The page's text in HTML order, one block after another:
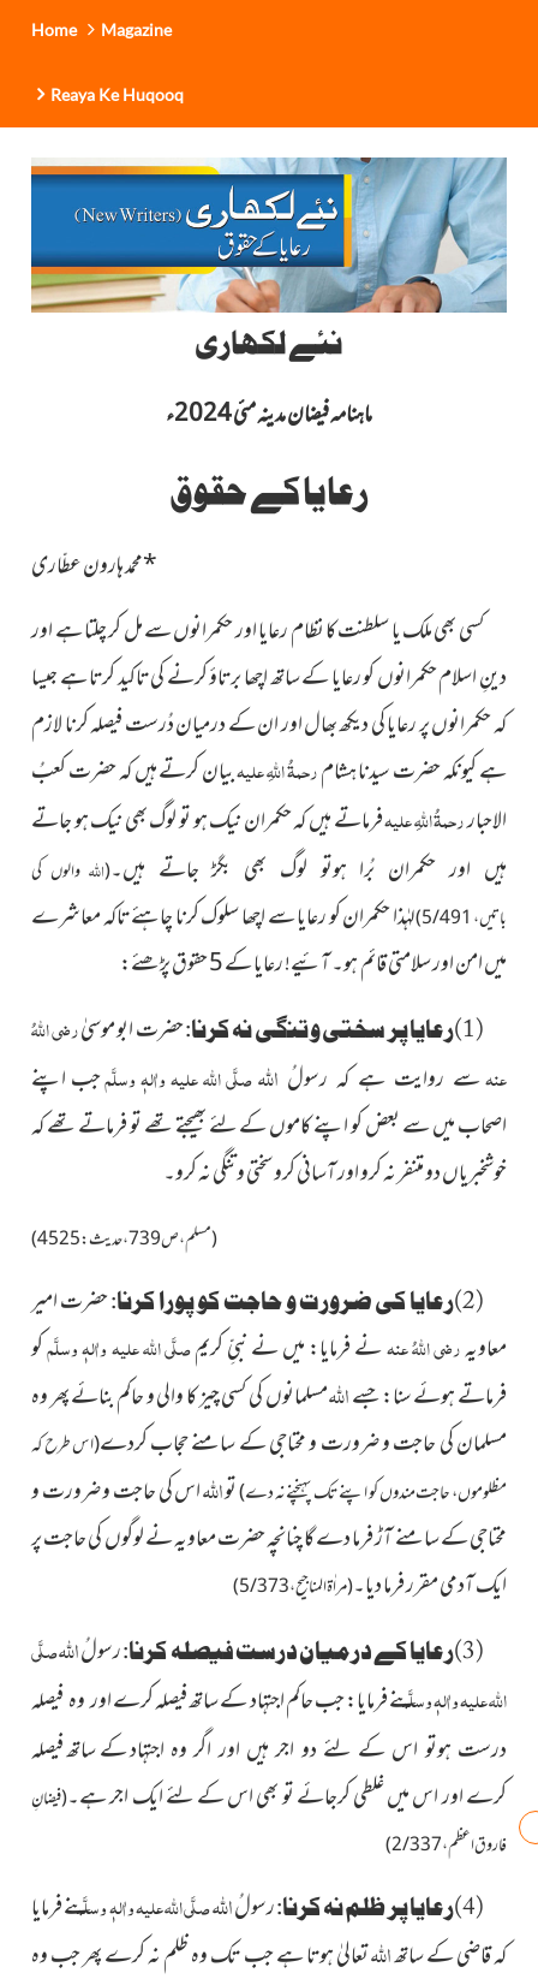
Home Magazine
Reaya Ke Huqooq
نئے لکھاری
ماہنامہ فیضان مدینہ مئی 2024ء
رعایا کے حقوق
*محمد ہارون عطّاری
کسی بھی ملک یا سلطنت کا نظام رعایا اور حکمرانوں سے مل کر چلتا ہے اور
دینِ اسلام حکمرانوں کو رعایا کے ساتھ اچھا برتاؤ کرنے کی تاکید کرتا ہے جیسا
کہ حکمرانوں پر رعایا کی دیکھ بھال اور ان کے درمیان دُرست فیصلہ کرنا لازم
ہے کیونکہ حضرت سیدنا ہشامرحمۃُ اللہِ علیہبیان کرتے ہیں کہ حضرت كعبُ
الاحباررحمۃُ اللہِ علیہفرماتے ہیں کہ حکمران نیک ہو تو لوگ بھی نیک ہوجاتے
ہیں اور حکمران بُرا ہوتو لوگ بھی بگڑ جاتے ہیں۔(اللہ والوں کی
باتیں، 5/491)
لہٰذا حکمران کو رعایا سے اچھا سلوک کرنا چاہئے تاکہ معاشرے
میں امن اور سلامتی قائم ہو۔ آئیے! رعایا کے 5 حقوق پڑھئے:
(1)رعایا پر سختی و تنگی نہ کرنا: حضرت ابو موسیٰرضی اللہُ
عنہسے روایت ہے کہ رسولُ اللہصلَّی اللہ علیہ واٰلہٖ وسلَّمجب اپنے
اصحابمیں سے بعض کو اپنے کاموں کے لئے بھیجتے تھے تو فرماتے تھے کہ
خوشخبریاں دو متنفر نہ کرو اور آسانی کرو سختی و تنگی نہ کرو۔
(مسلم، ص739، حدیث: 4525)
(2)رعایا کی ضرورت و حاجت کو پورا کرنا:
حضرت امیر
معاویہرضی اللہُ عنہنے فرمایا: میں نے نبیِّ کریمصلَّی اللہ علیہ واٰلہٖ وسلَّمکو
فرماتے ہوئے سنا: جسےاللہمسلمانوں کی کسی چیز کا والی و حاکم بنائے پھر وہ
مسلمان کی حاجت و ضرورت و محتاجی کے سامنے حجاب کردے(اس طرح کہ
مظلوموں، حاجت مندوں کو اپنے تک پہنچنے نہ دے)تواللہاس کی حاجت و ضرورت و
محتاجی کے سامنے آڑ فرما دے گا چنانچہ حضرت معاویہ نے لوگوں کی حاجت پر
ایک آدمی مقرر فرما دیا۔(مراٰة المناجیح، 5/373)
(3)رعایا کے درمیان درست فیصلہ کرنا:
رسولُاللہصلَّی
اللہ علیہ واٰلہٖ وسلَّمنے فرمایا:جب حاکم اجتہاد کے ساتھ فیصلہ کرےاور وہ فیصلہ
درست ہوتو اس کے لئے دو اجر ہیں اور اگر وہ اجتہادکے ساتھ فیصلہ
کرے اور اس میں غلطی کرجائے تو بھی اس کے لئے ایک اجر ہے۔(فیضانِ
فاروق اعظم،2/337)
(4)رعایا پر ظلم نہ کرنا:
رسولُاللہصلَّی اللہ علیہ واٰلہٖ وسلَّمنے فرمایا
کہ قاضی کے ساتھاللہتعالیٰ ہوتا ہے جب تک وہ ظلم نہ کرے پھر جب وہ